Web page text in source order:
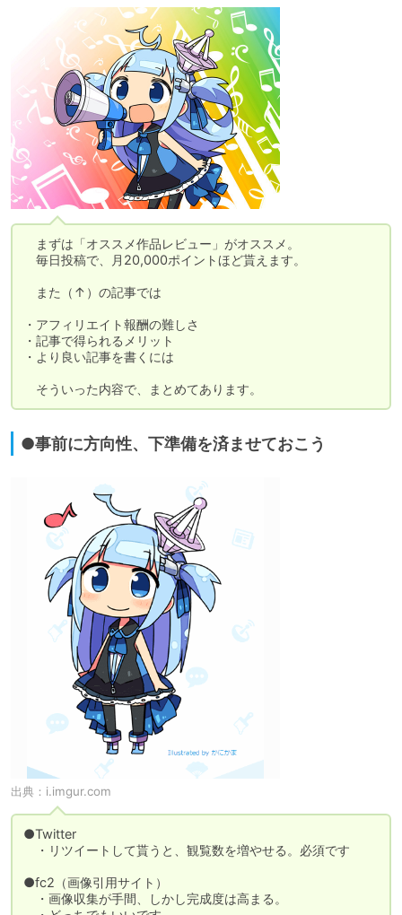
まずは「オススメ作品レビュー」がオススメ。
毎日投稿で、月20,000ポイントほど貰えます。
また（↑）の記事では
・アフィリエイト報酬の難しさ
・記事で得られるメリット
・より良い記事を書くには
そういった内容で、まとめてあります。
●事前に方向性、下準備を済ませておこう
出典： i.imgur.com
●Twitter
・リツイートして貰うと、観覧数を増やせる。必須です
●fc2（画像引用サイト）
・画像収集が手間、しかし完成度は高まる。